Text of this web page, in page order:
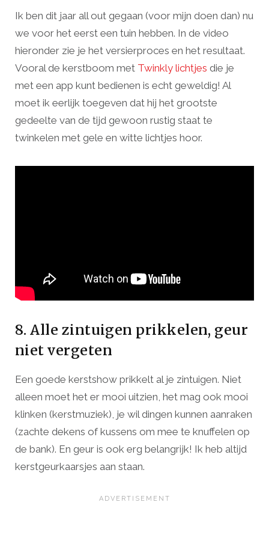
Ik ben dit jaar all out gegaan (voor mijn doen dan) nu
we voor het eerst een tuin hebben. In de video
hieronder zie je het versierproces en het resultaat.
Vooral de kerstboom met Twinkly lichtjes die je
met een app kunt bedienen is echt geweldig! Al
moet ik eerlijk toegeven dat hij het grootste
gedeelte van de tijd gewoon rustig staat te
twinkelen met gele en witte lichtjes hoor.
8. Alle zintuigen prikkelen, geur
niet vergeten
Een goede kerstshow prikkelt al je zintuigen. Niet
alleen moet het er mooi uitzien, het mag ook mooi
klinken (kerstmuziek), je wil dingen kunnen aanraken
(zachte dekens of kussens om mee te knuffelen op
de bank). En geur is ook erg belangrijk! Ik heb altijd
kerstgeurkaarsjes aan staan.